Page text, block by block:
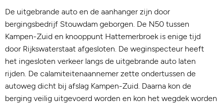
De uitgebrande auto en de aanhanger zijn door
bergingsbedrijf Stouwdam geborgen. De N50 tussen
Kampen-Zuid en knooppunt Hattemerbroek is enige tijd
door Rijkswaterstaat afgesloten. De weginspecteur heeft
het ingesloten verkeer langs de uitgebrande auto laten
rijden. De calamiteitenaannemer zette ondertussen de
autoweg dicht bij afslag Kampen-Zuid. Daarna kon de
berging veilig uitgevoerd worden en kon het wegdek worden